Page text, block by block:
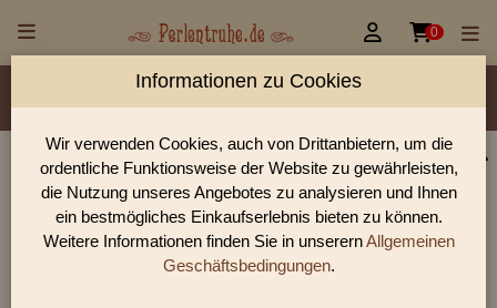
 0
Material/Glassorte Sorte/Form Farbe
Rocailles Größen
Perlen Shop für Rocailles gestreift Perlen
In unserem Perlen Shop finden sie zahlreich Rocailles gestreift
Perlen und viele weiter Glasperlen.
Informationen zu Cookies
Wir verwenden Cookies, auch von Drittanbietern, um die
ordentliche Funktionsweise der Website zu gewährleisten,
die Nutzung unseres Angebotes zu analysieren und Ihnen
ein bestmögliches Einkaufserlebnis bieten zu können.
Weitere Informationen finden Sie in unserernAllgemeinen
Geschäftsbedingungen.